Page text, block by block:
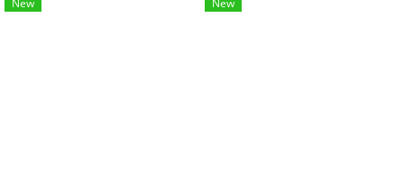
New New